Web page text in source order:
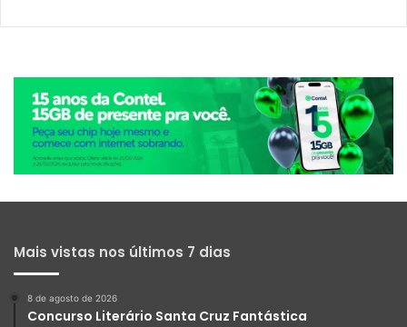
Mais vistas nos últimos 7 dias
8 de agosto de 2026
Concurso Literário Santa Cruz Fantástica